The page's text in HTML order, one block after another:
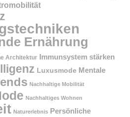
Ernährung
Architektur Immunsystem stärken
Luxusmode Mentale
Nachhaltige Mobilität
Nachhaltiges Wohnen
Naturerlebnis Persönliche